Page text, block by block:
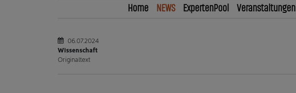
Home NEWS ExpertenPool Veranstaltungen
06.07.2024
Wissenschaft
Originaltext